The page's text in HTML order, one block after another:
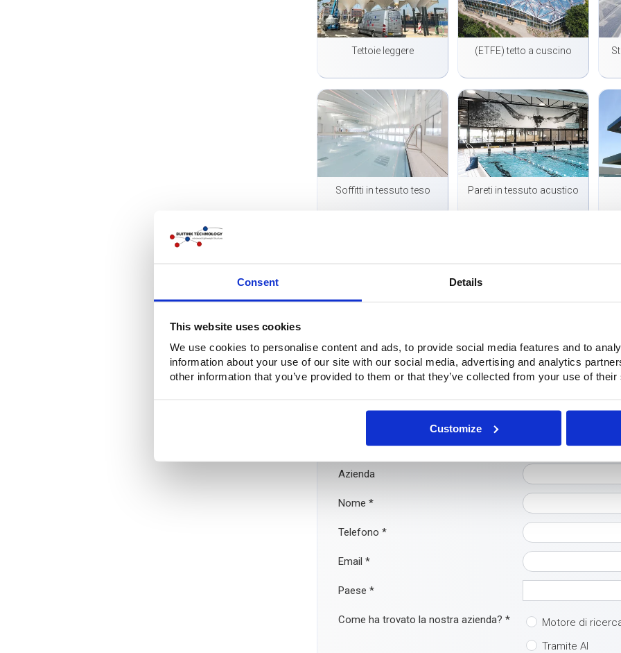
Consent Details
This website uses cookies
We use cookies to personalise content and ads, to provide social media features and to
information about your use of our site with our social media, advertising and analytics
other information that you’ve provided to them or that they’ve collected from your use of
Customize
Tettoie leggere (ETFE) tetto a cuscino
Soffitti in tessuto teso Pareti in tessuto acustico
Avete una domanda o volete
Avete domande o volete maggiori informazioni? Non esitate a
Ma è ancora più facile: compilate direttamente il modulo di
Azienda
Nome *
Telefono *
Email *
Paese *
Come ha trovato la nostra azienda? *
Motore di
Tramite AI